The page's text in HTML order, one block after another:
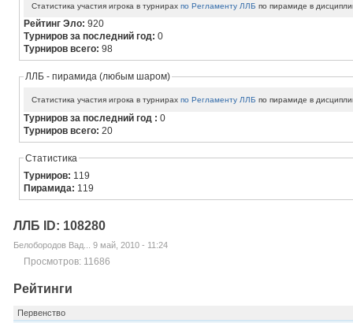
Статистика участия игрока в турнирахпо Регламенту ЛЛБ по пирамиде в
Рейтинг Эло:920
Турниров за последний год:0
Турниров всего:98
ЛЛБ - пирамида (любым шаром)
Статистика участия игрока в турнирахпо Регламенту ЛЛБ по пирамиде в
Турниров за последний год :0
Турниров всего:20
Статистика
Турниров: 119
Пирамида: 119
ЛЛБ ID: 108280
Белобородов Вад... 9 май, 2010 - 11:24
Просмотров: 11686
Рейтинги
Первенство